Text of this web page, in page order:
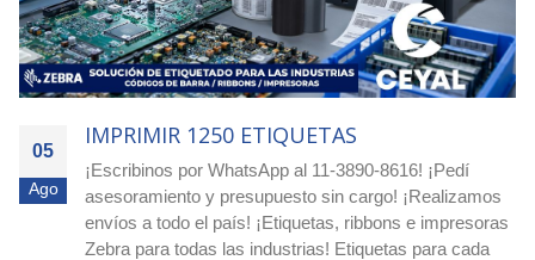
Ago
IMPRIMIR 4000 ETIQUETAS
Agilizá tus pocesos! Cotizá ya con nuestro equipo
experto! Escribimos a nuestro whatsapp: 11-3890-
o a nuestro e-mail ceyal@ceyal.com.arEtiquetas
adhesivas para imprimir que agilizan la identificación,